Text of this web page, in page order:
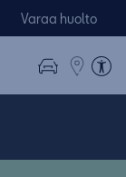
Varaa huolto